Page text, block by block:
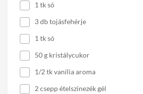
1 tk só
3 db tojásfehérje
1 tk só
50 g kristálycukor
1/2 tk vanília aroma
2 csepp ételszínezék gél